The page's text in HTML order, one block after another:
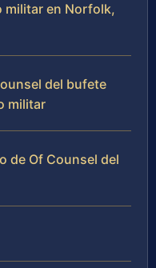
militar en Norfolk,
del bufete
militar
de Of Counsel del